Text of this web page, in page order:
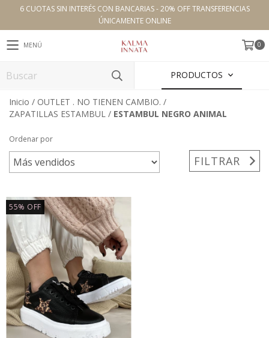
6 CUOTAS SIN INTERÉS CON BANCARIAS - 20% OFF TRANSFERENCIAS
ÚNICAMENTE ONLINE
MENÚ 0
PRODUCTOS
Inicio / OUTLET . NO TIENEN CAMBIO. /
ZAPATILLAS ESTAMBUL / ESTAMBUL NEGRO ANIMAL
Ordenar por
FILTRAR
55% OFF